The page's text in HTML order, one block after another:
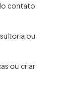
contato
ou
ou criar